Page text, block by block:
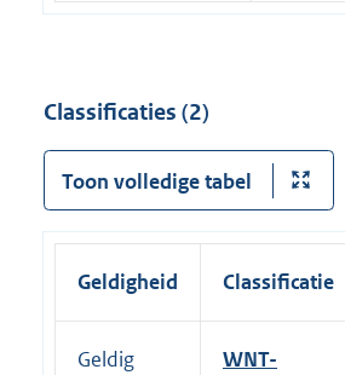
Classificaties (2)
Toon volledige tabel
Geldigheid Classificatie
Geldig
E
WNT-